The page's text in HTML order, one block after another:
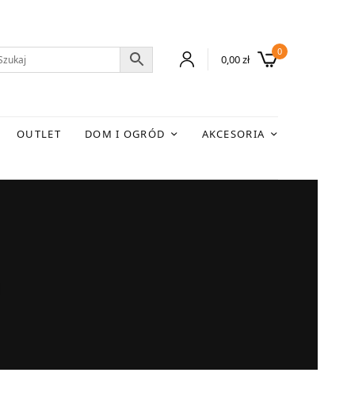
0,00zł
0
OUTLET DOM I OGRÓD
AKCESORIA